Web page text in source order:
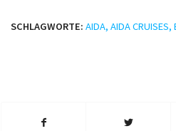
SCHLAGWORTE: AIDA, AIDA CRUISES,